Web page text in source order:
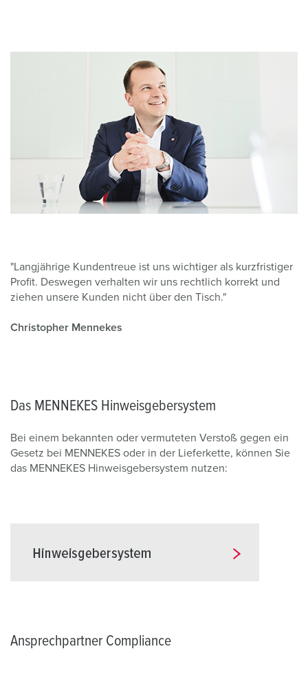
"Langjährige Kundentreue ist uns wichtiger als kurzfristiger
Profit. Deswegen verhalten wir uns rechtlich korrekt und
ziehen unsere Kunden nicht über den Tisch."
Christopher Mennekes
Das MENNEKES Hinweisgebersystem
Bei einem bekannten oder vermuteten Verstoß gegen ein
Gesetz bei MENNEKES oder in der Lieferkette, können Sie
das MENNEKES Hinweisgebersystem nutzen:
Ansprechpartner Compliance